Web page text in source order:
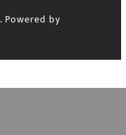
Powered by